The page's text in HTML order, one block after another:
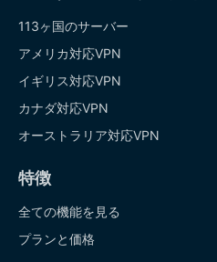
113ヶ国のサーバー
アメリカ対応VPN
イギリス対応VPN
カナダ対応VPN
オーストラリア対応VPN
特徴
全ての機能を見る
プランと価格